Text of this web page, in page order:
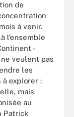
de
à venir.
l’ensemble
-
veulent pas
les
à explorer :
mais
au
Patrick